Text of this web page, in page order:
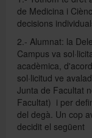
de Medicina i
decisions
2.- Alumnat: la
Campus va
acadèmica,
sol·licitud ve
Junta de Facultat
Facultat) i per
del degà. Un cop
decidit el següent